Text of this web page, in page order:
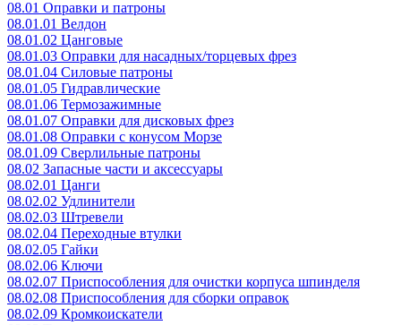
08.01 Оправки и патроны
08.01.01 Велдон
08.01.02 Цанговые
08.01.03 Оправки для насадных/торцевых фрез
08.01.04 Силовые патроны
08.01.05 Гидравлические
08.01.06 Термозажимные
08.01.07 Оправки для дисковых фрез
08.01.08 Оправки с конусом Морзе
08.01.09 Сверлильные патроны
08.02 Запасные части и аксессуары
08.02.01 Цанги
08.02.02 Удлинители
08.02.03 Штревели
08.02.04 Переходные втулки
08.02.05 Гайки
08.02.06 Ключи
08.02.07 Приспособления для очистки корпуса шпинделя
08.02.08 Приспособления для сборки оправок
08.02.09 Кромкоискатели